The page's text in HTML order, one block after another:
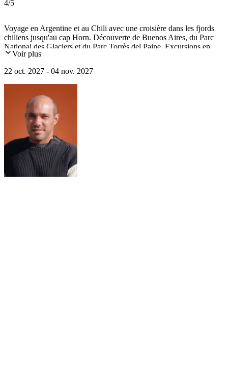
4/5
Voyage en Argentine et au Chili avec une croisière dans les fjords
chiliens jusqu'au cap Horn. Découverte de Buenos Aires, du Parc
National des Glaciers et du Parc Torrès del Paine. Excursions en
zodiac au plus près des glaciers avant d'atteindre Ushuaïa, la Terre
Voir plus
22 oct. 2027 - 04 nov. 2027